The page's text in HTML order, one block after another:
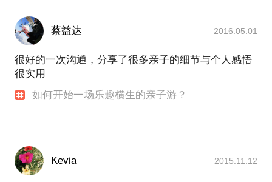
蔡益达 2016.05.01
很好的一次沟通，分享了很多亲子的细节与个人感悟
很实用
如何开始一场乐趣横生的亲子游？
Kevia 2015.11.12